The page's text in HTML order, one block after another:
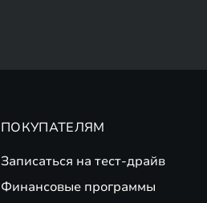
ПОКУПАТЕЛЯМ
Записаться на тест-драйв
Финансовые программы